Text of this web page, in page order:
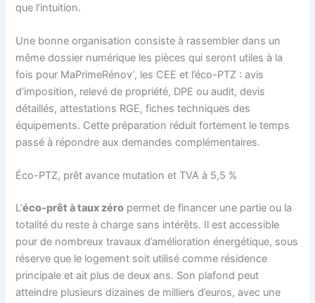
que l’intuition.
Une bonne organisation consiste à rassembler dans un
même dossier numérique les pièces qui seront utiles à la
fois pour MaPrimeRénov’, les CEE et l’éco-PTZ : avis
d’imposition, relevé de propriété, DPE ou audit, devis
détaillés, attestations RGE, fiches techniques des
équipements. Cette préparation réduit fortement le temps
passé à répondre aux demandes complémentaires.
Éco-PTZ, prêt avance mutation et TVA à 5,5 %
L’éco-prêt à taux zéro permet de financer une partie ou la
totalité du reste à charge sans intérêts. Il est accessible
pour de nombreux travaux d’amélioration énergétique, sous
réserve que le logement soit utilisé comme résidence
principale et ait plus de deux ans. Son plafond peut
atteindre plusieurs dizaines de milliers d’euros, avec une